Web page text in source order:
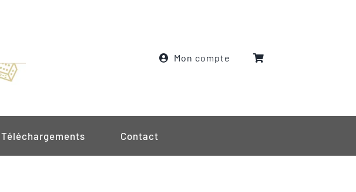
Mon compte
Téléchargements Contact